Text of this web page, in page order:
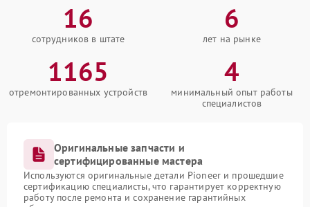
16
сотрудников в штате
6
лет на рынке
1165
отремонтированных устройств
4
минимальный опыт работы
специалистов
Оригинальные запчасти и
сертифицированные мастера
Используются оригинальные детали Pioneer и прошедшие
сертификацию специалисты, что гарантирует корректную
работу после ремонта и сохранение гарантийных